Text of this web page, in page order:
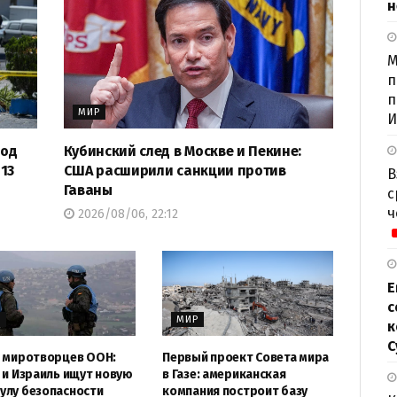
МИР
Кубинский след в Москве и Пекине:
США расширили санкции против
Гаваны
2026/08/06, 22:12
миротворцев ООН:
Израиль ищут новую
безопасности
МИР
Первый проект Совета мира
в Газе: американская
компания построит базу